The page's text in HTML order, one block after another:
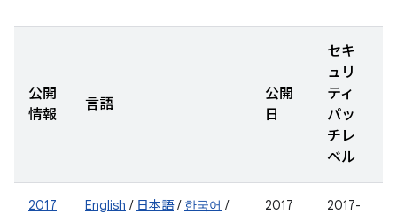
公開
情報
言語
公開
日
セキ
ュリ
ティ
パッ
チレ
ベル
2017
English / 日本語/ 한국어 /
2017
2017-